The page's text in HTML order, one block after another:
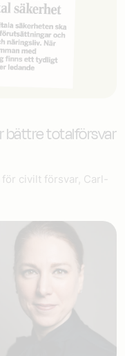
bättre totalförsvar
för civilt försvar, Carl-